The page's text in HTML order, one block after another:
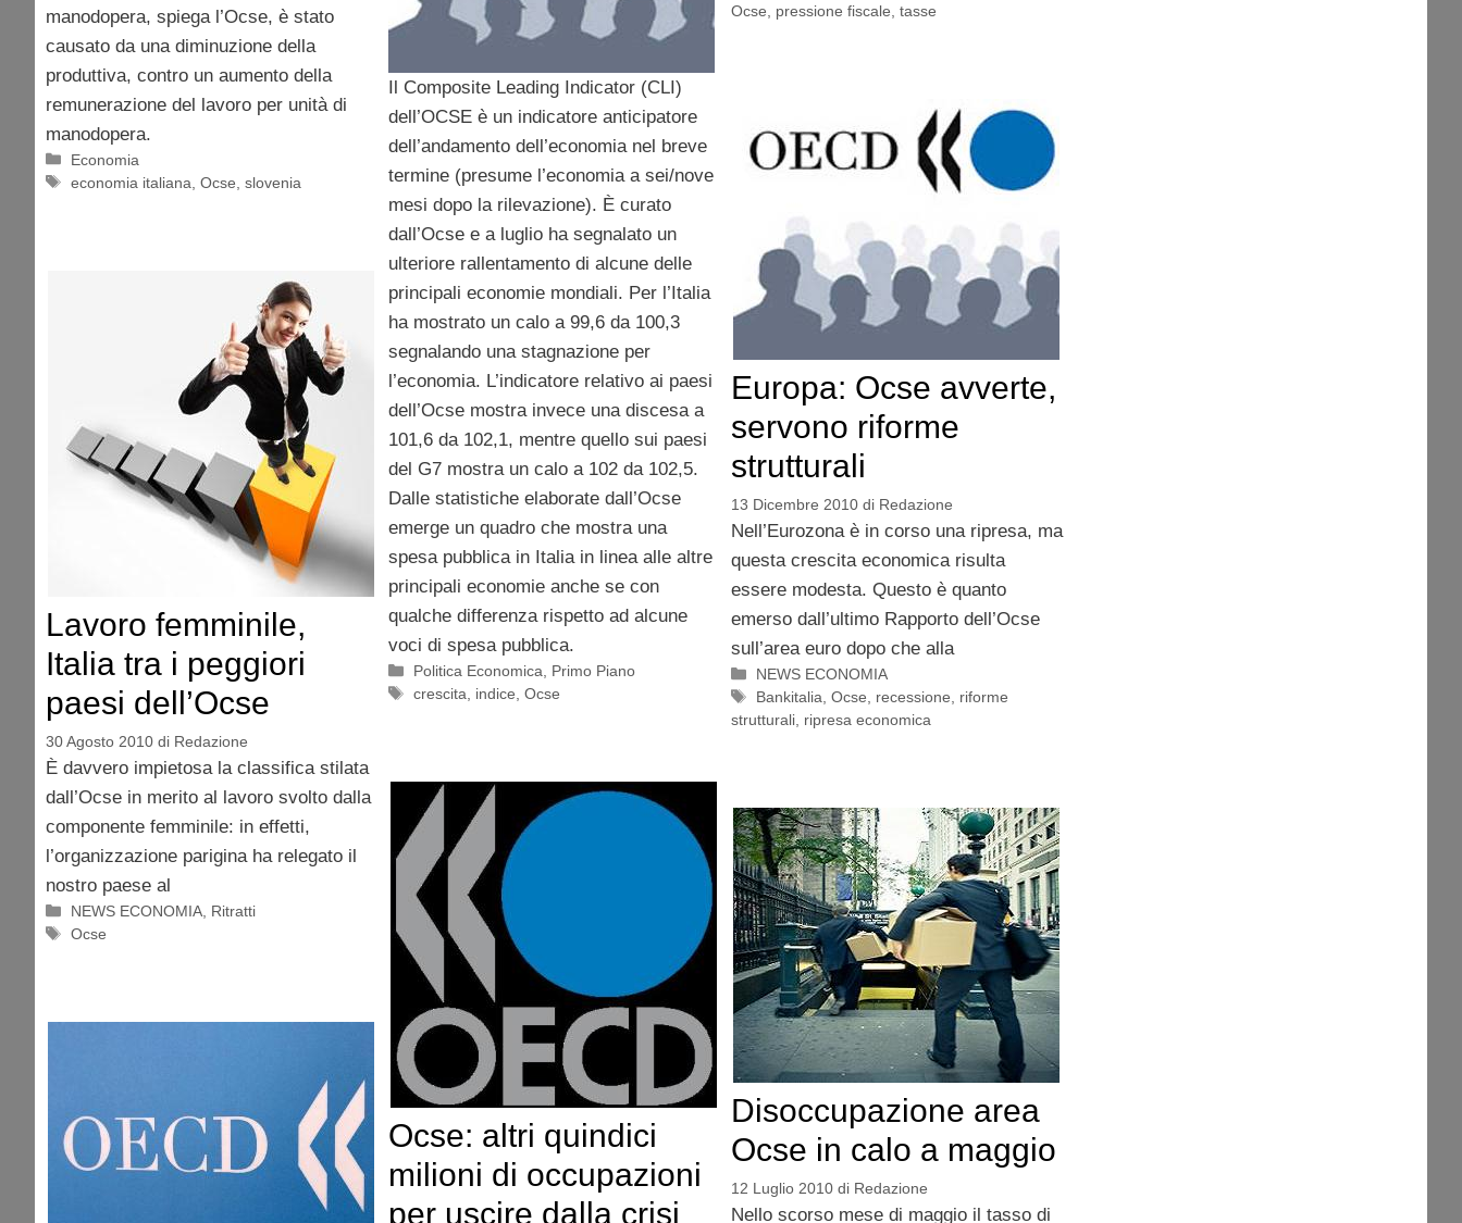
manodopera, spiega l’Ocse, è stato
causato da una diminuzione della
produttiva, contro un aumento della
remunerazione del lavoro per unità di
manodopera.
Categorie
Economia
Tag
economia italiana ,Ocse ,slovenia
Il Composite Leading Indicator (CLI)
dell’OCSE è un indicatore anticipatore
dell’andamento dell’economia nel breve
termine (presume l’economia a sei/nove
mesi dopo la rilevazione). È curato
dall’Ocse e a luglio ha segnalato un
ulteriore rallentamento di alcune delle
principali economie mondiali. Per l’Italia
ha mostrato un calo a 99,6 da 100,3
segnalando una stagnazione per
l’economia. L’indicatore relativo ai paesi
dell’Ocse mostra invece una discesa a
101,6 da 102,1, mentre quello sui paesi
del G7 mostra un calo a 102 da 102,5.
Dalle statistiche elaborate dall’Ocse
emerge un quadro che mostra una
spesa pubblica in Italia in linea alle altre
principali economie anche se con
qualche differenza rispetto ad alcune
voci di spesa pubblica.
Categorie
Politica Economica
Primo Piano
Tag
crescita indice ,Ocse
Ocse
pressione fiscale tasse
Europa: Ocse avverte,
servono riforme
strutturali
13 Dicembre 2010 di Redazione
Nell’Eurozona è in corso una ripresa, ma
questa crescita economica risulta
essere modesta. Questo è quanto
emerso dall’ultimo Rapporto dell’Ocse
sull’area euro dopo che alla
Categorie
NEWS ECONOMIA
Tag
Bankitalia ,Ocse recessione
riforme
strutturali, ripresa economica
Lavoro femminile,
Italia tra i peggiori
paesi dell’Ocse
30 Agosto 2010 di Redazione
È davvero impietosa la classifica stilata
dall’Ocse in merito al lavoro svolto dalla
componente femminile: in effetti,
l’organizzazione parigina ha relegato il
nostro paese al
Categorie
NEWS ECONOMIA Ritratti
Tag
Ocse
Ocse: altri quindici
milioni di occupazioni
per uscire dalla crisi
Disoccupazione area
Ocse in calo a maggio
12 Luglio 2010 di Redazione
Nello scorso mese di maggio il tasso di